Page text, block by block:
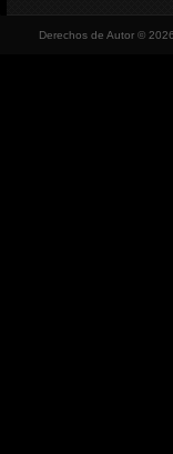
Derechos de Autor ©